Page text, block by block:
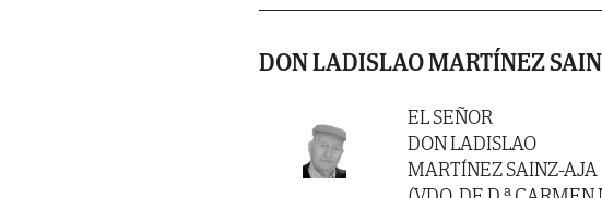
DON LADISLAO MARTÍNEZ
EL SEÑOR
DON LADISLAO
MARTÍNEZ SAINZ-AJA